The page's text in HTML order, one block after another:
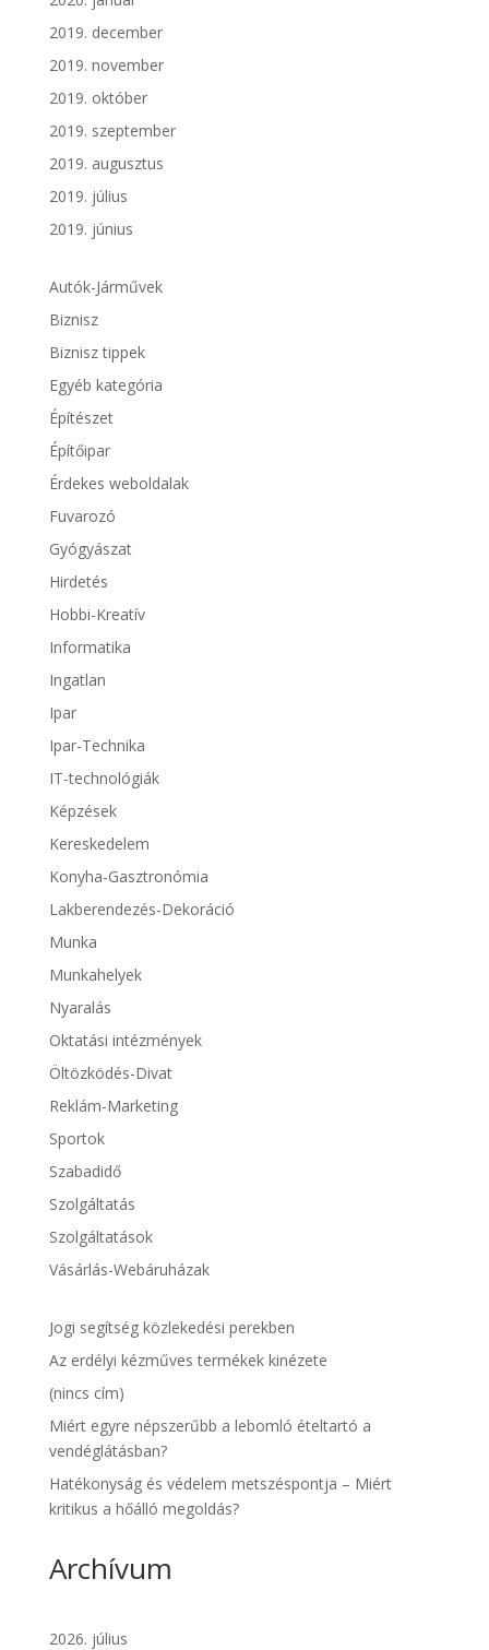
2019. december
2019. november
2019. október
2019. szeptember
2019. augusztus
2019. július
2019. június
Autók-Járművek
Biznisz
Biznisz tippek
Egyéb kategória
Építészet
Építőipar
Érdekes weboldalak
Fuvarozó
Gyógyászat
Hirdetés
Hobbi-Kreatív
Informatika
Ingatlan
Ipar
Ipar-Technika
IT-technológiák
Képzések
Kereskedelem
Konyha-Gasztronómia
Lakberendezés-Dekoráció
Munka
Munkahelyek
Nyaralás
Oktatási intézmények
Öltözködés-Divat
Reklám-Marketing
Sportok
Szabadidő
Szolgáltatás
Szolgáltatások
Vásárlás-Webáruházak
Jogi segítség közlekedési perekben
Az erdélyi kézműves termékek kinézete
(nincs cím)
Miért egyre népszerűbb a lebomló ételtartó a
vendéglátásban?
Hatékonyság és védelem metszéspontja – Miért
kritikus a hőálló megoldás?
Archívum
2026. július